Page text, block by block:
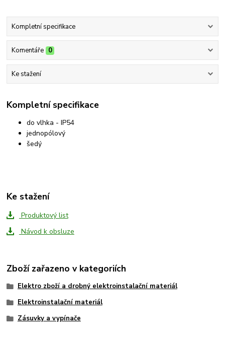
Kompletní specifikace
Komentáře 0
Ke stažení
Kompletní specifikace
do vlhka - IP54
jednopólový
šedý
Ke stažení
Produktový list
Návod k obsluze
Zboží zařazeno v kategoriích
Elektro zboží a drobný elektroinstalační materiál
Elektroinstalační materiál
Zásuvky a vypínače